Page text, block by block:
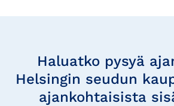
Haluatko pysyä
Helsingin seudun
ajankohtaisista